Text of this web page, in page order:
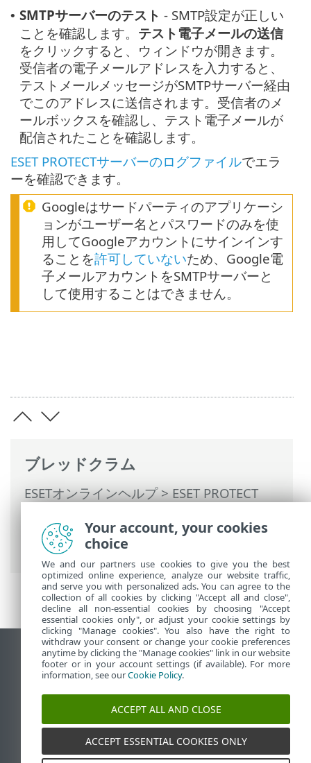
ブレッドクラム
ESETオンラインヘルプ>ESET PROTECT
ESET PROTECT On-Prem メインメニュー
詳細> 設定> SMTPサーバー
• SMTPサーバーのテスト - SMTP設定が正しい
ことを確認します。 テスト電子メールの送信
をクリックすると、ウィンドウが開きます。
受信者の電子メールアドレスを入力すると、
テストメールメッセージがSMTPサーバー経由
でこのアドレスに送信されます。受信者のメ
ールボックスを確認し、テスト電子メールが
配信されたことを確認します。
ESET PROTECTサーバーのログファイルでエラ
ーを確認できます。
Googleはサードパーティのアプリケーシ
ョンがユーザー名とパスワードのみを使
用してGoogleアカウントにサインインす
ることを許可していないため、Google電
子メールアカウントをSMTPサーバーと
して使用することはできません。
デスクトップサイトの表示
End of Life
ESETナレッジベース
ESETフォーラム
ESET Status Portal
地域サポート
Your account, your cookies
choice
We and our partners use cookies to give you the best
optimized online experience, analyze our website traffic,
and serve you with personalized ads. You can agree to the
collection of all cookies by clicking "Accept all and close",
decline all non-essential cookies by choosing "Accept
essential cookies only", or adjust your cookie settings by
clicking "Manage cookies". You also have the right to
withdraw your consent or change your cookie preferences
anytime by clicking the "Manage cookies" link in our website
footer or in your account settings (if available). For more
information, see ourCookie Policy.
ACCEPT ALL AND CLOSE
ACCEPT ESSENTIAL COOKIES ONLY